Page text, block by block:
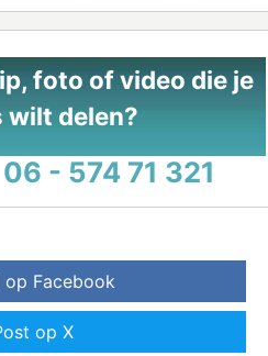
foto of video die je
wilt delen?
06 - 574 71 321
op Facebook
op X